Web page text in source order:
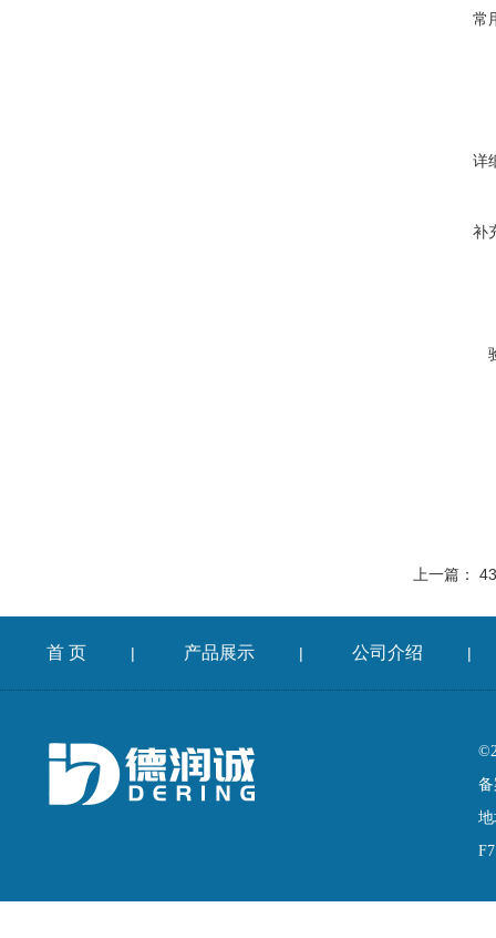
常
详
补
上一篇：
首 页 | 产品展示 | 公司介绍 |
备